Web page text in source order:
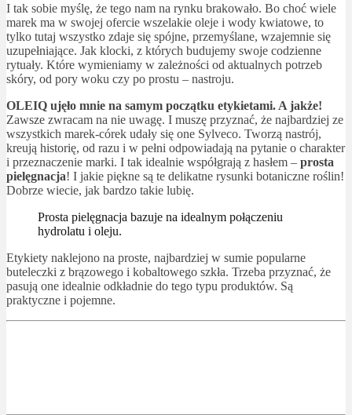
I tak sobie myślę, że tego nam na rynku brakowało. Bo choć wiele
marek ma w swojej ofercie wszelakie oleje i wody kwiatowe, to
tylko tutaj wszystko zdaje się spójne, przemyślane, wzajemnie się
uzupełniające. Jak klocki, z których budujemy swoje codzienne
rytuały. Które wymieniamy w zależności od aktualnych potrzeb
skóry, od pory woku czy po prostu – nastroju.
OLEIQ ujęło mnie na samym początku etykietami. A jakże!
Zawsze zwracam na nie uwagę. I muszę przyznać, że najbardziej ze
wszystkich marek-córek udały się one Sylveco. Tworzą nastrój,
kreują historię, od razu i w pełni odpowiadają na pytanie o charakter
i przeznaczenie marki. I tak idealnie współgrają z hasłem – prosta
pielęgnacja! I jakie piękne są te delikatne rysunki botaniczne roślin!
Dobrze wiecie, jak bardzo takie lubię.
Prosta pielęgnacja bazuje na idealnym połączeniu
hydrolatu i oleju.
Etykiety naklejono na proste, najbardziej w sumie popularne
buteleczki z brązowego i kobaltowego szkła. Trzeba przyznać, że
pasują one idealnie odkładnie do tego typu produktów. Są
praktyczne i pojemne.